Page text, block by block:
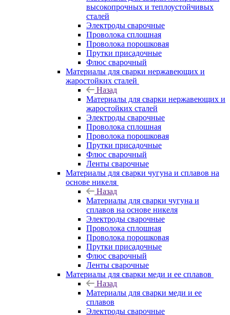
высокопрочных и теплоустойчивых
сталей
Электроды сварочные
Проволока сплошная
Проволока порошковая
Прутки присадочные
Флюс сварочный
Материалы для сварки нержавеющих и
жаростойких сталей
Назад
Материалы для сварки нержавеющих и
жаростойких сталей
Электроды сварочные
Проволока сплошная
Проволока порошковая
Прутки присадочные
Флюс сварочный
Ленты сварочные
Материалы для сварки чугуна и сплавов на
основе никеля
Назад
Материалы для сварки чугуна и
сплавов на основе никеля
Электроды сварочные
Проволока сплошная
Проволока порошковая
Прутки присадочные
Флюс сварочный
Ленты сварочные
Материалы для сварки меди и ее сплавов
Назад
Материалы для сварки меди и ее
сплавов
Электроды сварочные